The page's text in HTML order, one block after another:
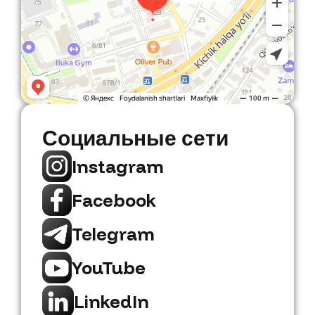
Социальные сети
Instagram
Facebook
Telegram
YouTube
LinkedIn